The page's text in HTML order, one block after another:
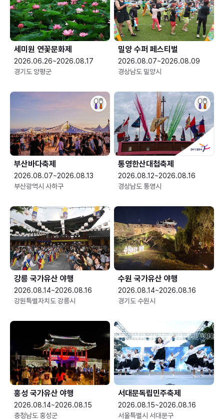
세미원 연꽃문화제
2026.06.26~2026.08.17
경기도 양평군
밀양 수퍼 페스티벌
2026.08.07~2026.08.09
경상남도 밀양시
부산바다축제
2026.08.07~2026.08.13
부산광역시 사하구
통영한산대첩축제
2026.08.12~2026.08.16
경상남도 통영시
강릉 국가유산 야행
2026.08.14~2026.08.16
강원특별자치도 강릉시
수원 국가유산 야행
2026.08.14~2026.08.16
경기도 수원시
홍성 국가유산 야행
2026.08.14~2026.08.15
충청남도 홍성군
서대문독립민주축제
2026.08.15~2026.08.16
서울특별시 서대문구